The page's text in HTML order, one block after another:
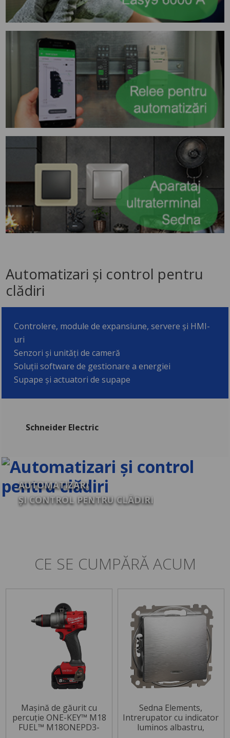
Automatizari și control pentru
clădiri
Controlere, module de expansiune, servere și HMI-
uri
Senzori și unități de cameră
Soluții software de gestionare a energiei
Supape și actuatori de supape
Schneider Electric
AUTOMATIZARI
ȘI CONTROL PENTRU CLĂDIRI
CE SE CUMPĂRĂ ACUM
Mașină de găurit cu
percuție ONE-KEY™ M18
FUEL™ M18ONEPD3-
Sedna Elements,
Intrerupator cu indicator
luminos albastru,